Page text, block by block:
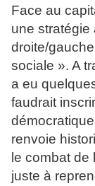
Face au
une stratégie
droite/
sociale ». A
a eu
faudrait
renvoie
le combat
juste à